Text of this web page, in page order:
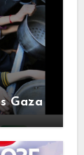
Gaza